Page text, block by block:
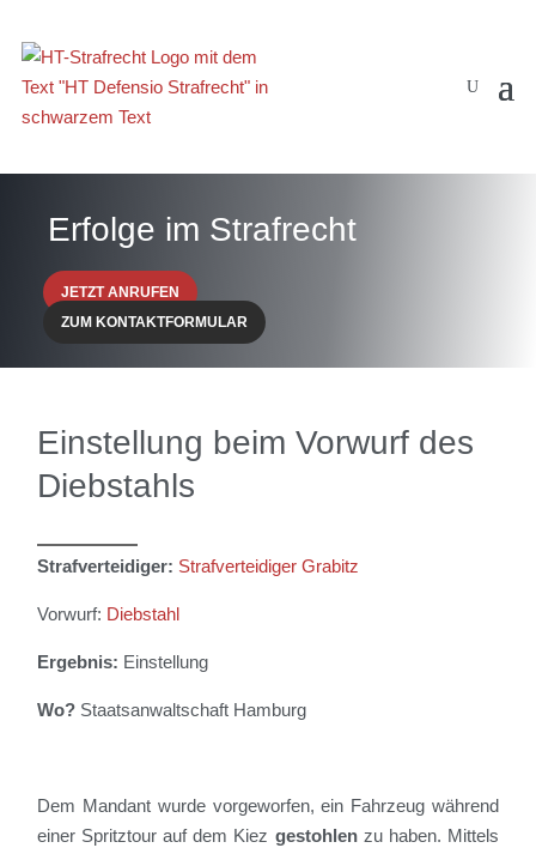
Erfolge im Strafrecht
JETZT ANRUFEN
ZUM KONTAKTFORMULAR
Einstellung beim Vorwurf des
Diebstahls
Strafverteidiger: Strafverteidiger Grabitz
Vorwurf: Diebstahl
Ergebnis: Einstellung
Wo? Staatsanwaltschaft Hamburg
Dem Mandant wurdevorgeworfen,ein Fahrzeug während
einer Spritztour auf dem Kiez gestohlen zu haben. Mittels